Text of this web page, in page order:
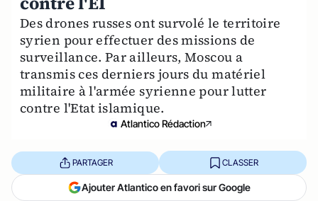
Des drones russes ont survolé le territoire
syrien pour effectuer des missions de
surveillance. Par ailleurs, Moscou a
transmis ces derniers jours du matériel
militaire à l'armée syrienne pour lutter
contre l'Etat islamique.
Atlantico Rédaction
PARTAGER CLASSER
Ajouter Atlantico en favori sur Google